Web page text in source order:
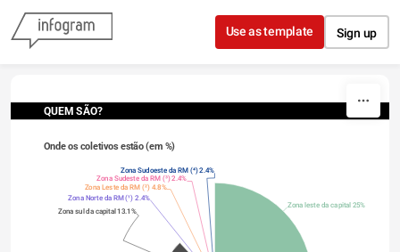
Skip to content
Use as template Sign up
QUEM SÃO?
Onde os coletivos estão (em %)
Zona leste da capital 25%
Zona sul da capital 13.1%
Zona Norte da RM (¹) 2.4%
Zona Leste da RM (²) 4.8%
Zona Sudeste da RM (³) 2.4%
Zona Sudoeste da RM (⁴) 2.4%